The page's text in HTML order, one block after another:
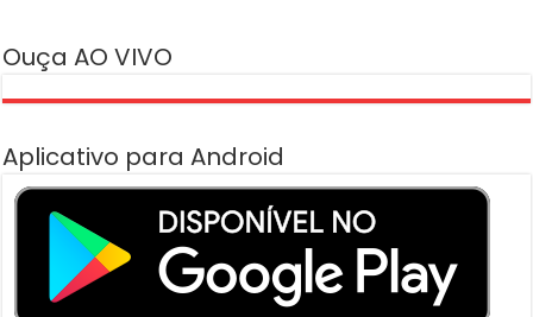
Ouça AO VIVO
Aplicativo para Android